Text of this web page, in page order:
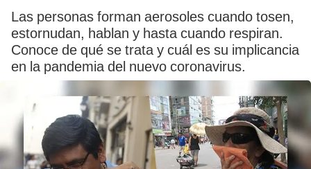
Las personas forman aerosoles cuando tosen,
estornudan, hablan y hasta cuando respiran.
Conoce de qué se trata y cuál es su implicancia
en la pandemia del nuevo coronavirus.